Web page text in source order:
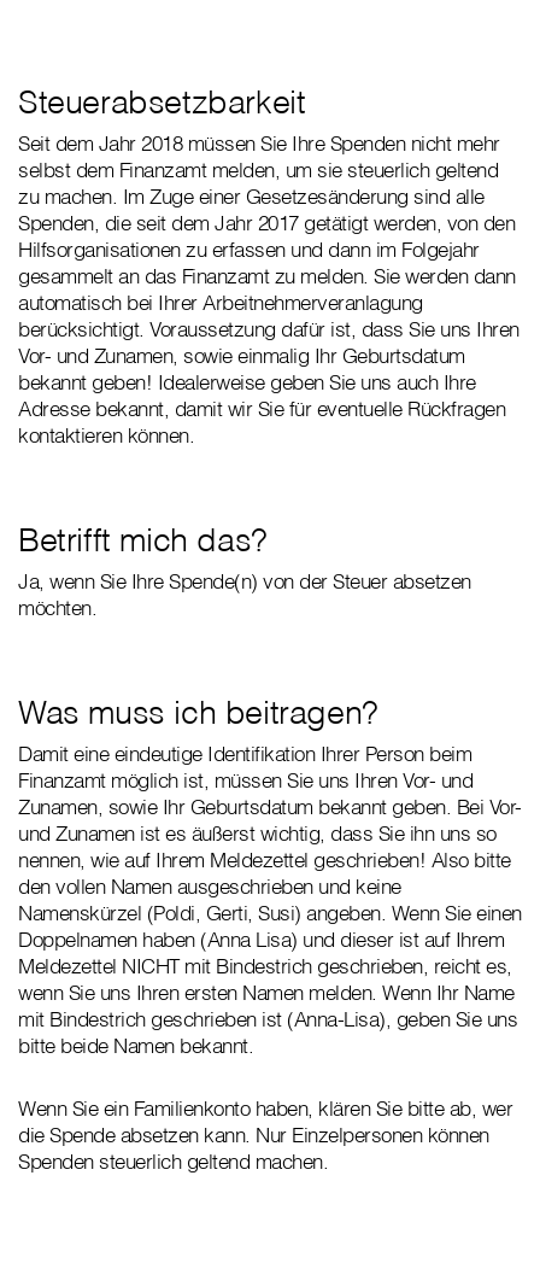
Steuerabsetzbarkeit
Seit dem Jahr 2018 müssen Sie Ihre Spenden nicht mehr
selbst dem Finanzamt melden, um sie steuerlich geltend
zu machen. Im Zuge einer Gesetzesänderung sind alle
Spenden, die seit dem Jahr 2017 getätigt werden, von den
Hilfsorganisationen zu erfassen und dann im Folgejahr
gesammelt an das Finanzamt zu melden. Sie werden dann
automatisch bei Ihrer Arbeitnehmerveranlagung
berücksichtigt. Voraussetzung dafür ist, dass Sie uns Ihren
Vor- und Zunamen, sowie einmalig Ihr Geburtsdatum
bekannt geben! Idealerweise geben Sie uns auch Ihre
Adresse bekannt, damit wir Sie für eventuelle Rückfragen
kontaktieren können.
Betrifft mich das?
Ja, wenn Sie Ihre Spende(n) von der Steuer absetzen
möchten.
Was muss ich beitragen?
Damit eine eindeutige Identifikation Ihrer Person beim
Finanzamt möglich ist, müssen Sie uns Ihren Vor- und
Zunamen, sowie Ihr Geburtsdatum bekannt geben. Bei Vor-
und Zunamen ist es äußerst wichtig, dass Sie ihn uns so
nennen, wie auf Ihrem Meldezettel geschrieben! Also bitte
den vollen Namen ausgeschrieben und keine
Namenskürzel (Poldi, Gerti, Susi) angeben. Wenn Sie einen
Doppelnamen haben (Anna Lisa) und dieser ist auf Ihrem
Meldezettel NICHT mit Bindestrich geschrieben, reicht es,
wenn Sie uns Ihren ersten Namen melden. Wenn Ihr Name
mit Bindestrich geschrieben ist (Anna-Lisa), geben Sie uns
bitte beide Namen bekannt.
Wenn Sie ein Familienkonto haben, klären Sie bitte ab, wer
die Spende absetzen kann. Nur Einzelpersonen können
Spenden steuerlich geltend machen.